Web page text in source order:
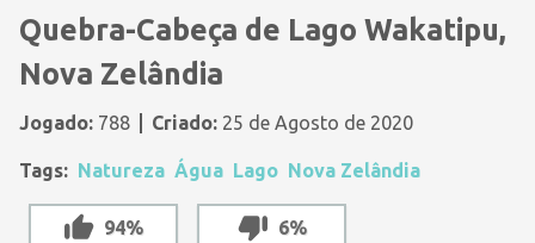
Quebra-Cabeça de Lago Wakatipu,
Nova Zelândia
Jogado: 788 Criado: 25 de Agosto de 2020
Tags: Natureza Água Lago Nova Zelândia
94% 6%